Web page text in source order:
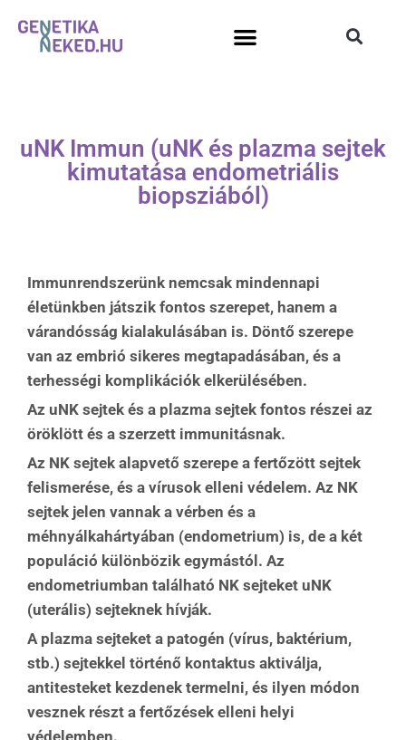
uNK Immun (uNK és plazma sejtek
kimutatása endometriális
biopsziából)
Immunrendszerünk nemcsak mindennapi
életünkben játszik fontos szerepet, hanem a
várandósság kialakulásában is. Döntő szerepe
van az embrió sikeres megtapadásában, és a
terhességi komplikációk elkerülésében.
Az uNK sejtek és a plazma sejtek fontos részei az
öröklött és a szerzett immunitásnak.
Az NK sejtek alapvető szerepe a fertőzött sejtek
felismerése, és a vírusok elleni védelem. Az NK
sejtek jelen vannak a vérben és a
méhnyálkahártyában (endometrium) is, de a két
populáció különbözik egymástól. Az
endometriumban található NK sejteket uNK
(uterális) sejteknek hívják.
A plazma sejteket a patogén (vírus, baktérium,
stb.) sejtekkel történő kontaktus aktiválja,
antitesteket kezdenek termelni, és ilyen módon
vesznek részt a fertőzések elleni helyi
védelemben.